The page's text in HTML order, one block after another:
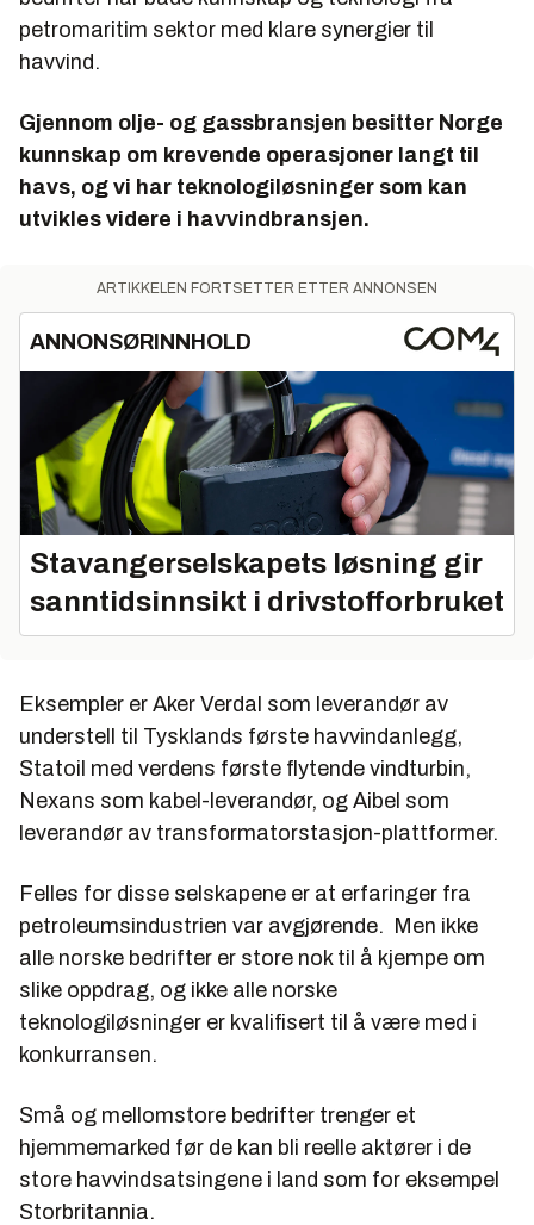
petromaritim sektor med klare synergier til
havvind.
Gjennom olje- og gassbransjen besitter Norge
kunnskap om krevende operasjoner langt til
havs, og vi har teknologiløsninger som kan
utvikles videre i havvindbransjen.
ARTIKKELEN FORTSETTER ETTER ANNONSEN
ANNONSØRINNHOLD
Stavangerselskapets løsning gir
sanntidsinnsikt i drivstofforbruket
Eksempler er Aker Verdal som leverandør av
understell til Tysklands første havvindanlegg,
Statoil med verdens første flytende vindturbin,
Nexans som kabel-leverandør, og Aibel som
leverandør av transformatorstasjon-plattformer.
Felles for disse selskapene er at erfaringer fra
petroleumsindustrien var avgjørende. Men ikke
alle norske bedrifter er store nok til å kjempe om
slike oppdrag, og ikke alle norske
teknologiløsninger er kvalifisert til å være med i
konkurransen.
Små og mellomstore bedrifter trenger et
hjemmemarked før de kan bli reelle aktører i de
store havvindsatsingene i land som for eksempel
Storbritannia.